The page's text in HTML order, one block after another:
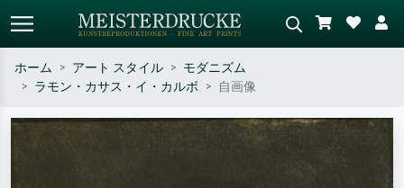
作家名・作品名・スタイルで検索
– 例：モネ、星月夜、印象派、北
シーンを説明してください – 例：
緑の草原、赤の多い抽象画、暗い
油絵、木のそばの立ち姿のヌー
ホーム アート スタイル
モダニズム
ラモン・カサス・イ・カルボ
自画像